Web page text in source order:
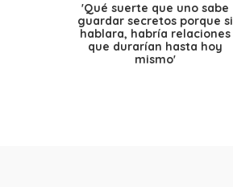
'Qué suerte que uno sabe
guardar secretos porque si
hablara, habría relaciones
que durarían hasta hoy
mismo'